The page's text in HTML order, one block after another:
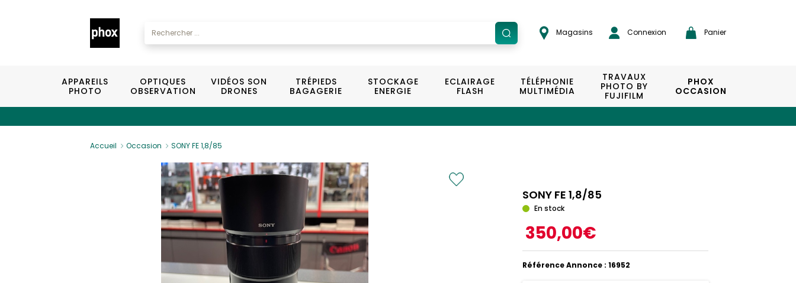
Magasins Connexion Panier
APPAREILS
PHOTO
OPTIQUES
OBSERVATION
VIDÉOS SON
DRONES
TRÉPIEDS
BAGAGERIE
STOCKAGE
ENERGIE
ECLAIRAGE
FLASH
TÉLÉPHONIE
MULTIMÉDIA
TRAVAUX
PHOTO BY
FUJIFILM
PHOX
OCCASION
Accueil Occasion SONY FE 1,8/85
SONY FE 1,8/85
En stock
350,00€
Référence Annonce : 16952